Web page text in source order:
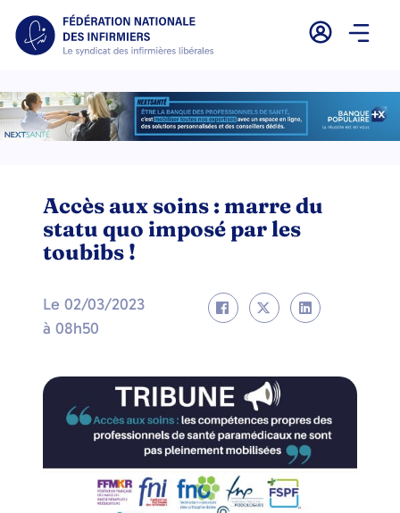
Accès aux soins : marre du
statu quo imposé par les
toubibs !
Le 02/03/2023
à 08h50